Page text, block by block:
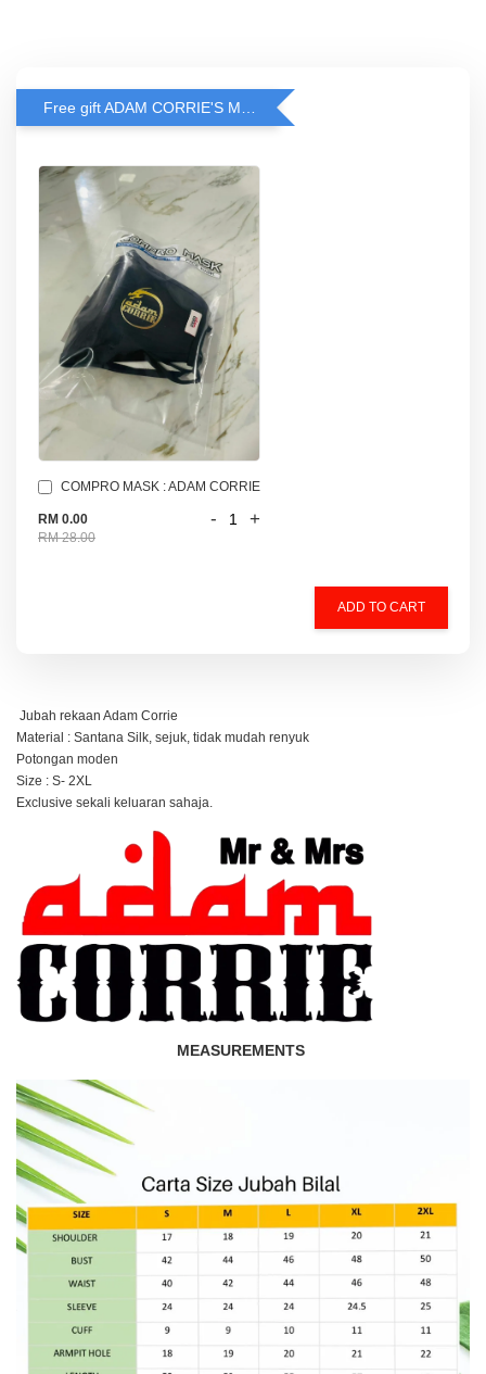
COMPRO MASK : ADAM CORRIE
RM 0.00
RM 28.00
- +
ADD TO CART
Jubah rekaan Adam Corrie
Material : Santana Silk, sejuk, tidak mudah renyuk
Potongan moden
Size : S- 2XL
Exclusive sekali keluaran sahaja.
MEASUREMENTS